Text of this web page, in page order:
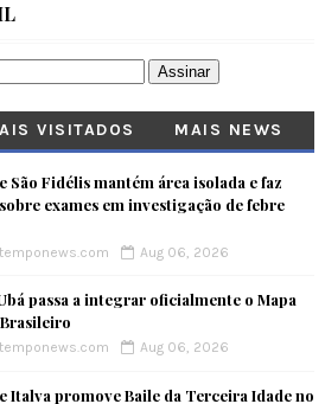
VISITADOS MAIS NEWS
São Fidélis mantém área isolada e faz
exames em investigação de febre
Aug 06, 2026
passa a integrar oficialmente o Mapa
Aug 06, 2026
Italva promove Baile da Terceira Idade no